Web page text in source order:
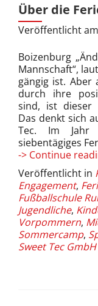
Über die
Veröffentlicht am
Boizenburg
Mannschaft“,
gängig ist. Aber
durch ihre
sind, ist dieser
Das denkt sich
Tec. Im
siebentägiges
-> Continue
Veröffentlicht in
Engagement,
Fußballschule
Jugendliche,
Vorpommern,
Sommercamp,
Sweet Tec GmbH